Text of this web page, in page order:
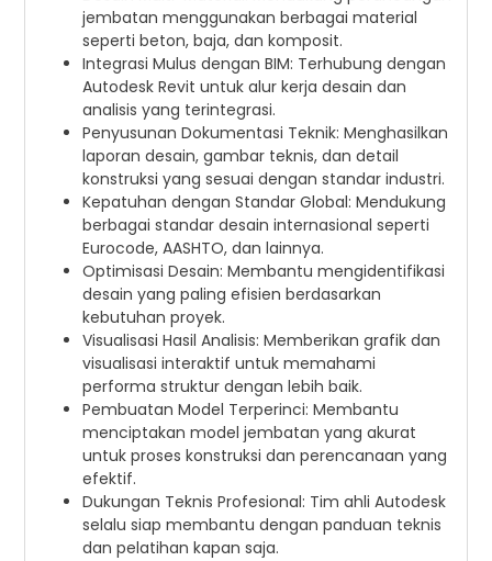
jembatan menggunakan berbagai material
seperti beton, baja, dan komposit.
Integrasi Mulus dengan BIM: Terhubung dengan
Autodesk Revit untuk alur kerja desain dan
analisis yang terintegrasi.
Penyusunan Dokumentasi Teknik: Menghasilkan
laporan desain, gambar teknis, dan detail
konstruksi yang sesuai dengan standar industri.
Kepatuhan dengan Standar Global: Mendukung
berbagai standar desain internasional seperti
Eurocode, AASHTO, dan lainnya.
Optimisasi Desain: Membantu mengidentifikasi
desain yang paling efisien berdasarkan
kebutuhan proyek.
Visualisasi Hasil Analisis: Memberikan grafik dan
visualisasi interaktif untuk memahami
performa struktur dengan lebih baik.
Pembuatan Model Terperinci: Membantu
menciptakan model jembatan yang akurat
untuk proses konstruksi dan perencanaan yang
efektif.
Dukungan Teknis Profesional: Tim ahli Autodesk
selalu siap membantu dengan panduan teknis
dan pelatihan kapan saja.